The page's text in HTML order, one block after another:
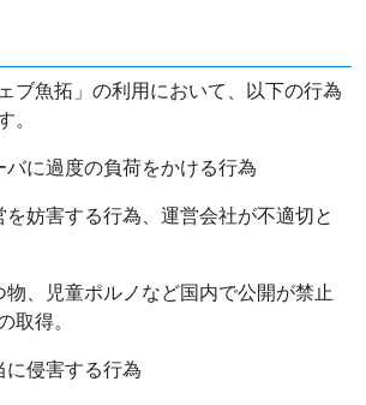
ブ魚拓」の利用において、以下の行為
。
バに過度の負荷をかける行為
妨害する行為、運営会社が不適切と
物、児童ポルノなど国内で公開が禁止
取得。
に侵害する行為